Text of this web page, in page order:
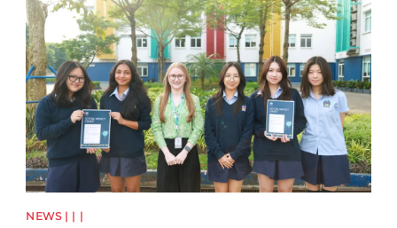
News image
NEWS | | |